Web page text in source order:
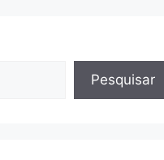
Pesquisar